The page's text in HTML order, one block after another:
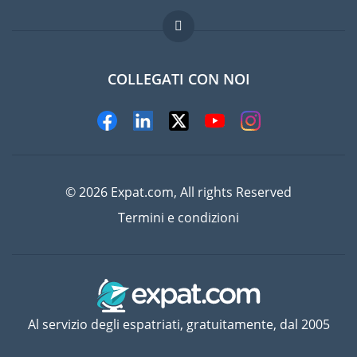
Lavori all'estero
Domande frequenti
COLLEGATI CON NOI
© 2026 Expat.com, All rights Reserved
Termini e condizioni
Al servizio degli espatriati, gratuitamente, dal 2005